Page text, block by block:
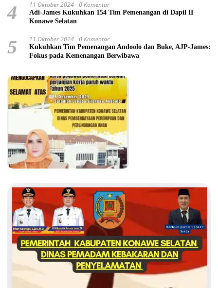
4 11 Oktober 2024 0 Komentar
Adi-James Kukuhkan 154 Tim Pemenangan di Dapil II
Konawe Selatan
5 11 Oktober 2024 0 Komentar
Kukuhkan Tim Pemenangan Andoolo dan Buke, AJP-James:
Fokus pada Kemenangan Berwibawa